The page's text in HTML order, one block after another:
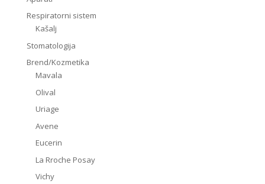
Respiratorni sistem
Kašalj
Stomatologija
Brend/Kozmetika
Mavala
Olival
Uriage
Avene
Eucerin
La Rroche Posay
Vichy